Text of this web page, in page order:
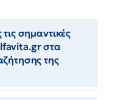
σημαντικές
στα
της